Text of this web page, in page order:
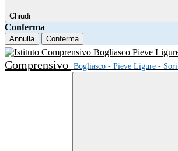
Chiudi
Conferma
Annulla Conferma
Comprensivo Bogliasco - Pieve Ligure - Sori